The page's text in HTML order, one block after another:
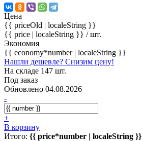
Цена
{{ priceOld | localeString }}
{{ price | localeString }} / шт.
Экономия
{{ economy*number | localeString }}
Нашли дешевле? Снизим цену!
На складе 147 шт.
Под заказ
Обновлено 04.08.2026
-
+
В корзину
Итого: {{ price*number | localeString }}